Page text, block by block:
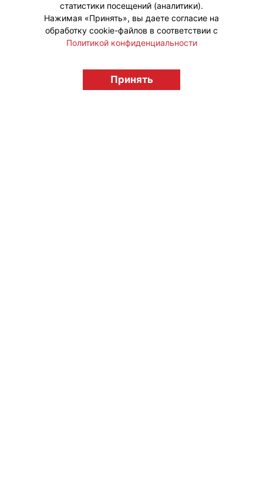
licensingrussia.ru, 2009-2026 12+
статистики посещений (аналитики).
Нажимая «Принять», вы даете согласие на
обработку cookie-файлов в соответствии с
Политикой конфиденциальности
Принять